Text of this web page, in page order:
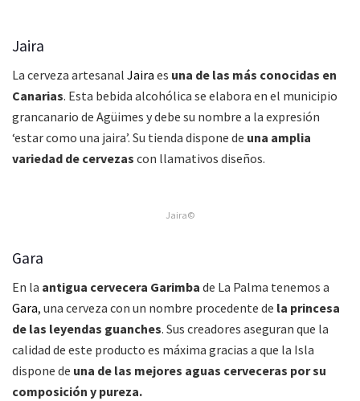
Jaira
La cerveza artesanal Jaira es una de las más conocidas en
Canarias. Esta bebida alcohólica se elabora en el municipio
grancanario de Agüimes y debe su nombre a la expresión
‘estar como una jaira’. Su tienda dispone de una amplia
variedad de cervezas con llamativos diseños.
Jaira©
Gara
En la antigua cervecera Garimba de La Palma tenemos a
Gara, una cerveza con un nombre procedente de la princesa
de las leyendas guanches. Sus creadores aseguran que la
calidad de este producto es máxima gracias a que la Isla
dispone de una de las mejores aguas cerveceras por su
composición y pureza.